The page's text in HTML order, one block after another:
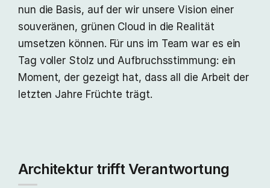
nun die Basis, auf der wir unsere Vision einer
souveränen, grünen Cloud in die Realität
umsetzen können. Für uns im Team war es ein
Tag voller Stolz und Aufbruchsstimmung: ein
Moment, der gezeigt hat, dass all die Arbeit der
letzten Jahre Früchte trägt.
Architektur trifft Verantwortung